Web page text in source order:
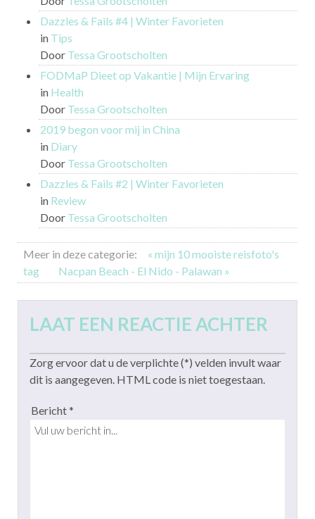
Dazzles & Fails #4 | Winter Favorieten
in Tips
Door Tessa Grootscholten
FODMaP Dieet op Vakantie | Mijn Ervaring
in Health
Door Tessa Grootscholten
2019 begon voor mij in China
in Diary
Door Tessa Grootscholten
Dazzles & Fails #2 | Winter Favorieten
in Review
Door Tessa Grootscholten
Meer in deze categorie:
« mijn 10 mooiste reisfoto's
tag
Nacpan Beach - El Nido - Palawan »
LAAT EEN REACTIE ACHTER
Zorg ervoor dat u de verplichte (*) velden invult waar
dit is aangegeven. HTML code is niet toegestaan.
Bericht *